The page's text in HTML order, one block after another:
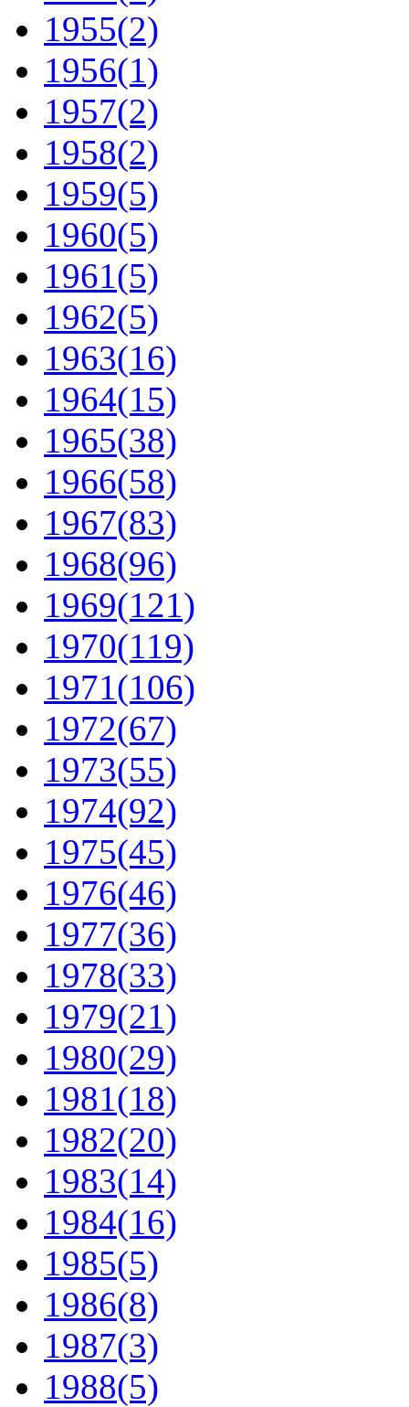
1955(2)
1956(1)
1957(2)
1958(2)
1959(5)
1960(5)
1961(5)
1962(5)
1963(16)
1964(15)
1965(38)
1966(58)
1967(83)
1968(96)
1969(121)
1970(119)
1971(106)
1972(67)
1973(55)
1974(92)
1975(45)
1976(46)
1977(36)
1978(33)
1979(21)
1980(29)
1981(18)
1982(20)
1983(14)
1984(16)
1985(5)
1986(8)
1987(3)
1988(5)